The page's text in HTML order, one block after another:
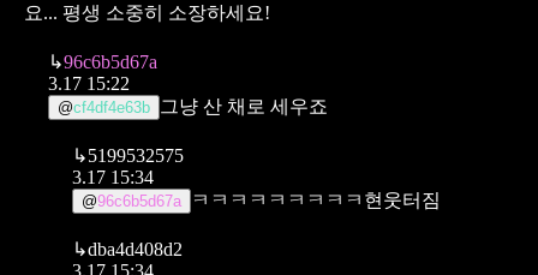
요... 평생 소중히 소장하세요!
↳96c6b5d67a
3.17 15:22
@cf4df4e63b 그냥 산 채로 세우죠
↳5199532575
3.17 15:34
@96c6b5d67a ㅋㅋㅋㅋㅋㅋㅋㅋㅋ현웃터짐
↳dba4d408d2
3.17 15:34